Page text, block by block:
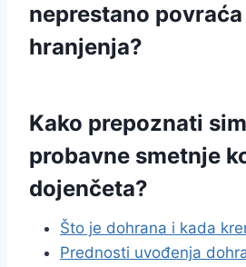
neprestano
hranjenja?
Kako prepoznati
probavne smetnje
dojenčeta?
Što je dohrana i kada
Prednosti uvođenja